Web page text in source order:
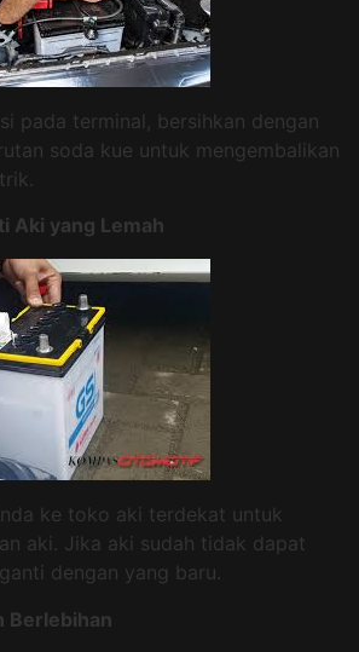
pada terminal, bersihkan dengan
soda kue untuk mengembalikan
Aki yang Lemah
ke toko aki terdekat untuk
aki. Jika aki sudah tidak dapat
dengan yang baru.
Berlebihan